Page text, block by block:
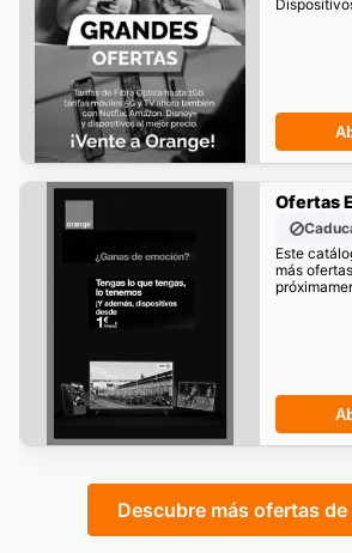
Ofertas
Este
más
Descubre más ofertas de